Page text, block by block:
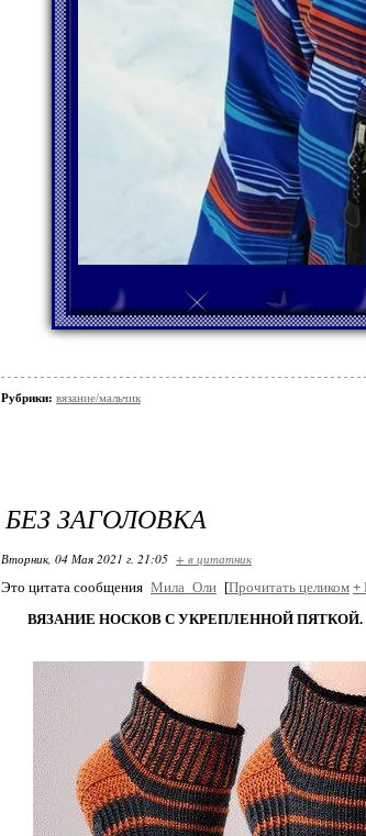
Рубрики: вязание/мальчик
БЕЗ ЗАГОЛОВКА
Вторник, 04 Мая 2021 г. 21:05 + в цитатник
Это цитата сообщения Мила_Оли [Прочитать целиком +
ВЯЗАНИЕ НОСКОВ С УКРЕПЛЕННОЙ